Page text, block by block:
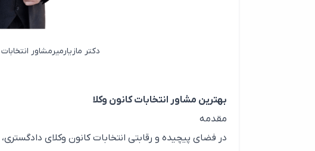
دکتر مازیارمیرمشاور
بهترین مشاور انتخابات کانون وکلا
مقدمه
در فضای پیچیده و رقابتی انتخابات کانون وکلای